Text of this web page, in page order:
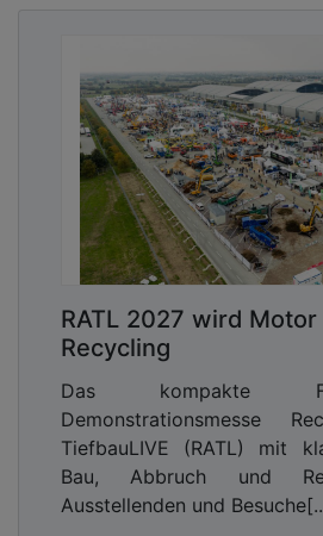
RATL 2027 wird
Recycling
Das kompakte
Demonstrationsmesse
TiefbauLIVE (RATL) mit
Bau, Abbruch und
Ausstellenden und